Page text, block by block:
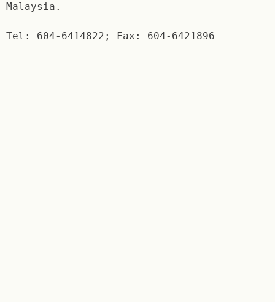
Malaysia.
Tel: 604-6414822; Fax: 604-6421896